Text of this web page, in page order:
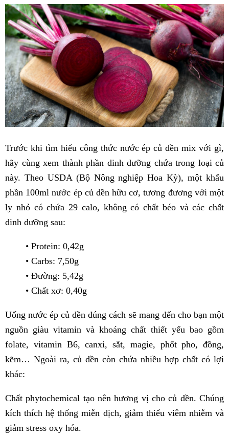
Trước khi tìm hiểu công thức nước ép củ dềnmix với gì,
hãy cùng xem thành phần dinh dưỡng chứa trong loại củ
này. Theo USDA (Bộ Nông nghiệp Hoa Kỳ), một khẩu
phần 100ml nước ép củ dền hữu cơ, tương đương với một
ly nhỏ có chứa 29 calo, không có chất béo và các chất
dinh dưỡng sau:
• Protein: 0,42g
• Carbs: 7,50g
• Đường: 5,42g
• Chất xơ: 0,40g
Uống nước ép củ dền đúng cách sẽ mang đến cho bạn một
nguồn giàu vitamin và khoáng chất thiết yếu bao gồm
folate, vitamin B6, canxi, sắt, magie, phốt pho, đồng,
kẽm… Ngoài ra, củ dền còn chứa nhiều hợp chất có lợi
khác:
Chất phytochemical tạo nên hương vị cho củ dền. Chúng
kích thích hệ thống miễn dịch, giảm thiểu viêm nhiễm và
giảm stress oxy hóa.